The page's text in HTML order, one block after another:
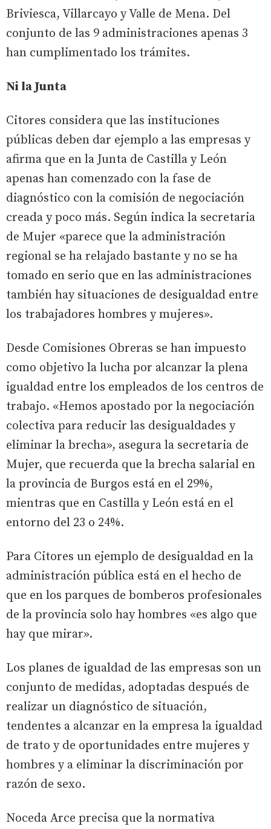
Briviesca, Villarcayo y Valle de Mena. Del
conjunto de las 9 administraciones apenas 3
han cumplimentado los trámites.
Ni la Junta
Citores considera que las instituciones
públicas deben dar ejemplo a las empresas y
afirma que en la Junta de Castilla y León
apenas han comenzado con la fase de
diagnóstico con la comisión de negociación
creada y poco más. Según indica la secretaria
de Mujer «parece que la administración
regional se ha relajado bastante y no se ha
tomado en serio que en las administraciones
también hay situaciones de desigualdad entre
los trabajadores hombres y mujeres».
Desde Comisiones Obreras se han impuesto
como objetivo la lucha por alcanzar la plena
igualdad entre los empleados de los centros de
trabajo. «Hemos apostado por la negociación
colectiva para reducir las desigualdades y
eliminar la brecha», asegura la secretaria de
Mujer, que recuerda que la brecha salarial en
la provincia de Burgos está en el 29%,
mientras que en Castilla y León está en el
entorno del 23 o 24%.
Para Citores un ejemplo de desigualdad en la
administración pública está en el hecho de
que en los parques de bomberos profesionales
de la provincia solo hay hombres «es algo que
hay que mirar».
Los planes de igualdad de las empresas son un
conjunto de medidas, adoptadas después de
realizar un diagnóstico de situación,
tendentes a alcanzar en la empresa la igualdad
de trato y de oportunidades entre mujeres y
hombres y a eliminar la discriminación por
razón de sexo.
Noceda Arce precisa que la normativa